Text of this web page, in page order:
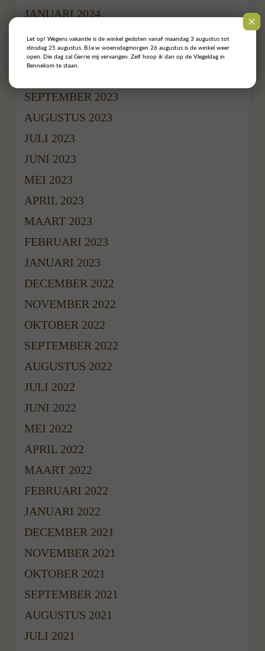
JANUARI 2024
DECEMBER 2023
NOVEMBER 2023
SEPTEMBER 2023
AUGUSTUS 2023
JULI 2023
JUNI 2023
MEI 2023
APRIL 2023
MAART 2023
FEBRUARI 2023
JANUARI 2023
DECEMBER 2022
NOVEMBER 2022
OKTOBER 2022
SEPTEMBER 2022
AUGUSTUS 2022
JULI 2022
JUNI 2022
MEI 2022
APRIL 2022
MAART 2022
FEBRUARI 2022
JANUARI 2022
DECEMBER 2021
NOVEMBER 2021
OKTOBER 2021
SEPTEMBER 2021
AUGUSTUS 2021
JULI 2021
Let op! Wegens vakantie is de winkel gesloten vanaf maandag 3 augustus tot
dinsdag 25 augustus. B.l.e.w woensdagmorgen 26 augustus is de winkel weer
open. Die dag zal Gerrie mij vervangen. Zelf hoop ik dan op de Vlegeldag in
Bennekom te staan.